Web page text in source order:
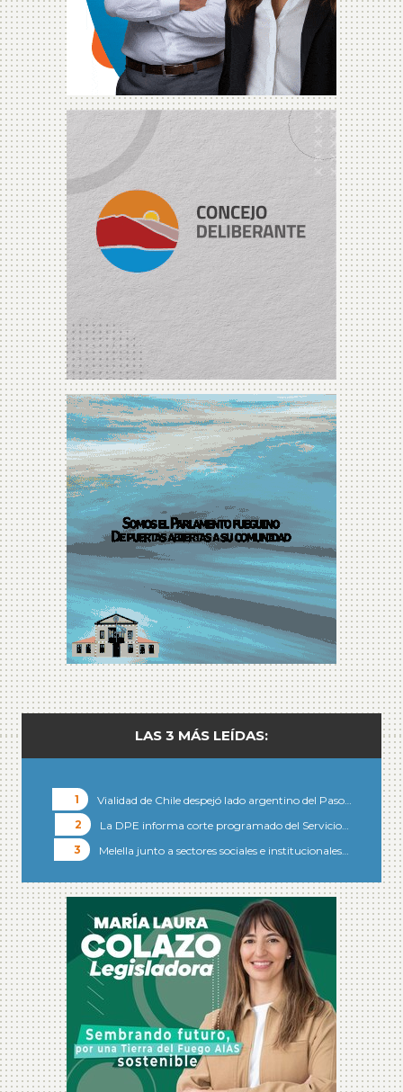
LAS 3 MÁS LEÍDAS:
Vialidad de Chile despejó lado argentino del Paso…
La DPE informa corte programado del Servicio…
Melella junto a sectores sociales e institucionales…